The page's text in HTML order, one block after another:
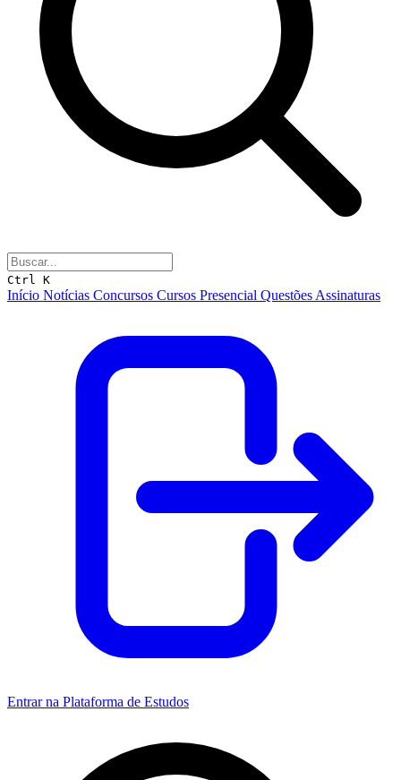
Ctrl K
Início Notícias Concursos Cursos Presencial Questões Assinaturas
Entrar na Plataforma de Estudos